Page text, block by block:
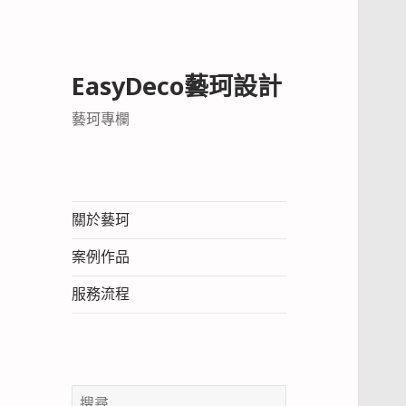
EasyDeco藝珂設計
藝珂專欄
關於藝珂
案例作品
服務流程
搜